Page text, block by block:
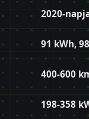
2020-
91 kWh,
400-600
198-358